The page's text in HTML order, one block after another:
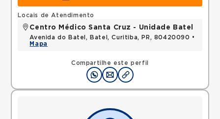
Compartilhe este perfil
Locais de Atendimento
Centro Médico Santa Cruz - Unidade Batel
Avenida do Batel, Batel, Curitiba, PR, 80420090 •
Mapa